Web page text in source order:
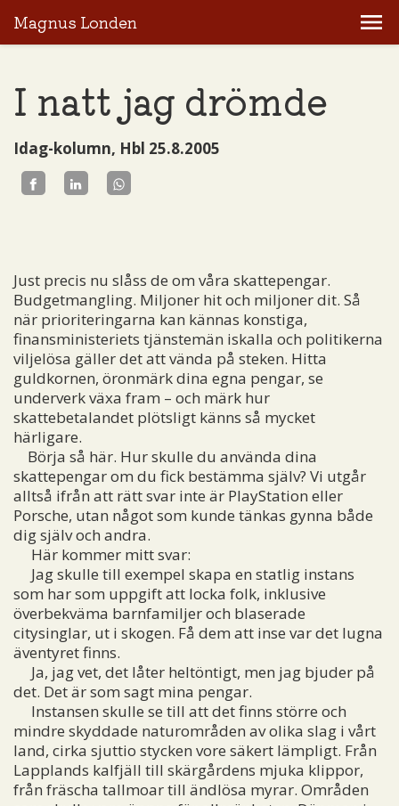
Magnus Londen
I natt jag drömde
Idag-kolumn, Hbl 25.8.2005
Just precis nu slåss de om våra skattepengar.
Budgetmangling. Miljoner hit och miljoner dit. Så
när prioriteringarna kan kännas konstiga,
finansministeriets tjänstemän iskalla och politikerna
viljelösa gäller det att vända på steken. Hitta
guldkornen, öronmärk dina egna pengar, se
underverk växa fram – och märk hur
skattebetalandet plötsligt känns så mycket
härligare.
Börja så här. Hur skulle du använda dina
skattepengar om du fick bestämma själv? Vi utgår
alltså ifrån att rätt svar inte är PlayStation eller
Porsche, utan något som kunde tänkas gynna både
dig själv och andra.
Här kommer mitt svar:
Jag skulle till exempel skapa en statlig instans
som har som uppgift att locka folk, inklusive
överbekväma barnfamiljer och blaserade
citysinglar, ut i skogen. Få dem att inse var det lugna
äventyret finns.
Ja, jag vet, det låter heltöntigt, men jag bjuder på
det. Det är som sagt mina pengar.
Instansen skulle se till att det finns större och
mindre skyddade naturområden av olika slag i vårt
land, cirka sjuttio stycken vore säkert lämpligt. Från
Lapplands kalfjäll till skärgårdens mjuka klippor,
från fräscha tallmoar till ändlösa myrar. Områden